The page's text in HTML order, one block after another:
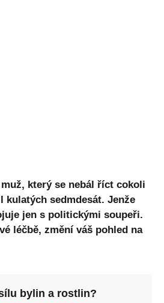
který se nebál říct cokoli
sedmdesát. Jenže
jen s politickými soupeři.
léčbě, změní váš pohled na
bylin a rostlin?